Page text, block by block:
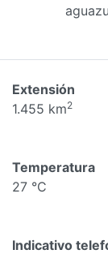
Extensión
1.455 km2
Temperatura
27 °C
Indicativo